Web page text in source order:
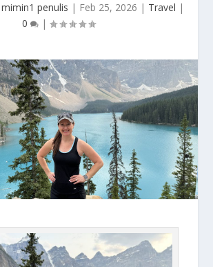
mimin1 penulis | Feb 25, 2026 | Travel |
0
|